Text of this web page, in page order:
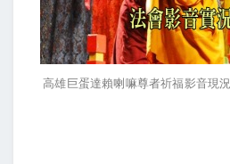
高雄巨蛋達賴喇嘛尊者祈福影音現況